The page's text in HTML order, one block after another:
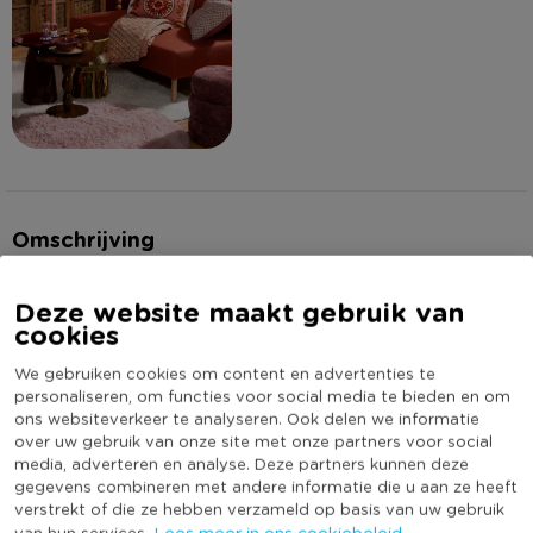
Deze website maakt gebruik van
cookies
We gebruiken cookies om content en advertenties te
personaliseren, om functies voor social media te bieden en om
ons websiteverkeer te analyseren. Ook delen we informatie
over uw gebruik van onze site met onze partners voor social
media, adverteren en analyse. Deze partners kunnen deze
gegevens combineren met andere informatie die u aan ze heeft
verstrekt of die ze hebben verzameld op basis van uw gebruik
Omschrijving
Met z’n speelse bubbellook en zachte velvet stof voegt
opbergpoef Bubbles in één klap sfeer én functionaliteit toe
een unieke uitstraling, terwijl het deksel toegang biedt tot
verrassend veel opbergruimte. Perfect om snel een plaid,
tijdschriften of andere spullen netjes uit het zicht te houden.
Verkrijgbaar in twee kleuren: bordeaux rood voor een warme,
chique vibe en beige voor een lichte, rustige uitstraling.
Lees meer
Specificaties
Artikelnummer
623495